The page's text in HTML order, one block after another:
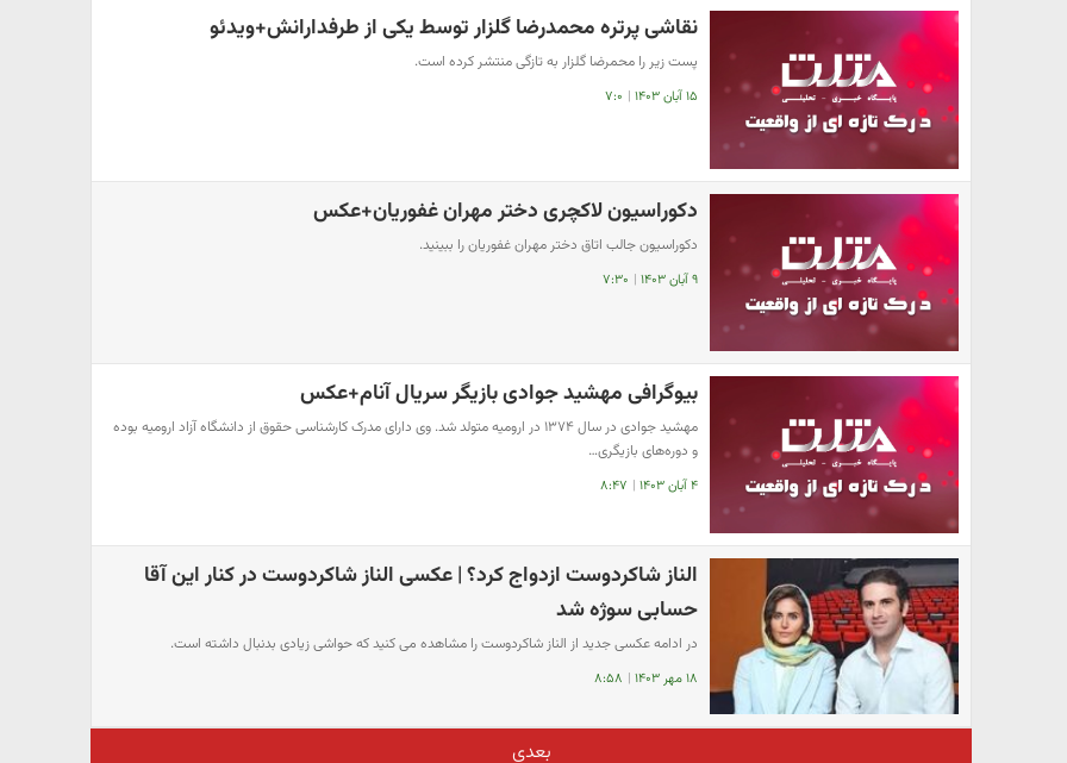
نقاشی پرتره محمدرضا گلزار توسط یکی از طرفدارانش+ویدئو
پست زیر را محمرضا گلزار به تازگی منتشر کرده است.
۱۵ آبان ۱۴۰۳ | ۷:۰
دکوراسیون لاکچری دختر مهران غفوریان+عکس
دکوراسیون جالب اتاق دختر مهران غفوریان را ببینید.
۹ آبان ۱۴۰۳ | ۷:۳۰
بیوگرافی مهشید جوادی بازیگر سریال آنام+عکس
مهشید جوادی در سال ۱۳۷۴ در ارومیه متولد شد. وی دارای مدرک کارشناسی حقوق از دانشگاه آزاد ارومیه بوده
و دوره‌های بازیگری…
۴ آبان ۱۴۰۳ | ۸:۴۷
الناز شاکردوست ازدواج کرد؟ | عکسی الناز شاکردوست در کنار این آقا
حسابی سوژه شد
در ادامه عکسی جدید از الناز شاکردوست را مشاهده می کنید که حواشی زیادی بدنبال داشته است.
۱۸ مهر ۱۴۰۳ | ۸:۵۸
بعدی